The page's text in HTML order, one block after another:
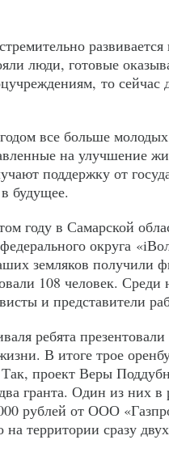
люди, готовые
то сейчас
все больше
на улучшение
поддержку от
будущее.
году в Самарской
округа
земляков получили
108 человек.
и представители
ребята
В итоге трое
проект Веры
гранта. Один из них
рублей от ООО
на территории сразу